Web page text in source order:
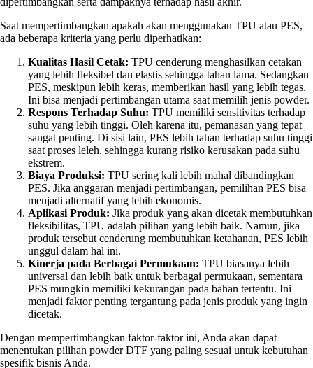
Saat mempertimbangkan apakah akan menggunakan TPU atau PES,
ada beberapa kriteria yang perlu diperhatikan:
Kualitas Hasil Cetak: TPU cenderung menghasilkan cetakan
yang lebih fleksibel dan elastis sehingga tahan lama. Sedangkan
PES, meskipun lebih keras, memberikan hasil yang lebih tegas.
Ini bisa menjadi pertimbangan utama saat memilih jenis powder.
Respons Terhadap Suhu: TPU memiliki sensitivitas terhadap
suhu yang lebih tinggi. Oleh karena itu, pemanasan yang tepat
sangat penting. Di sisi lain, PES lebih tahan terhadap suhu tinggi
saat proses leleh, sehingga kurang risiko kerusakan pada suhu
ekstrem.
Biaya Produksi: TPU sering kali lebih mahal dibandingkan
PES. Jika anggaran menjadi pertimbangan, pemilihan PES bisa
menjadi alternatif yang lebih ekonomis.
Aplikasi Produk: Jika produk yang akan dicetak membutuhkan
fleksibilitas, TPU adalah pilihan yang lebih baik. Namun, jika
produk tersebut cenderung membutuhkan ketahanan, PES lebih
unggul dalam hal ini.
Kinerja pada Berbagai Permukaan: TPU biasanya lebih
universal dan lebih baik untuk berbagai permukaan, sementara
PES mungkin memiliki kekurangan pada bahan tertentu. Ini
menjadi faktor penting tergantung pada jenis produk yang ingin
dicetak.
Dengan mempertimbangkan faktor-faktor ini, Anda akan dapat
menentukan pilihan powder DTF yang paling sesuai untuk kebutuhan
spesifik bisnis Anda.